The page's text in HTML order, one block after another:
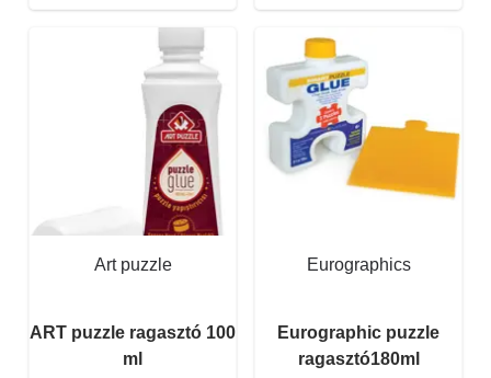
Art puzzle
ART puzzle ragasztó 100
ml
Eurographics
Eurographic puzzle
ragasztó180ml